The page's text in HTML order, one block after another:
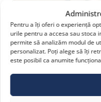
Pentru a îți oferi o experiență
urile pentru a accesa sau
permite să analizăm modul de
personalizat. Poți alege să îți
este posibil ca anumite